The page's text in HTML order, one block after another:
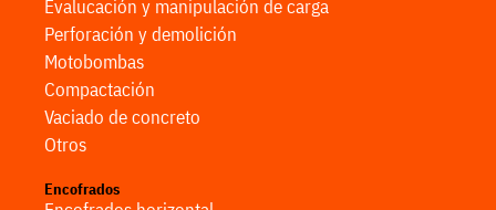
Evalucación y manipulación de carga
Perforación y demolición
Motobombas
Compactación
Vaciado de concreto
Otros
Encofrados